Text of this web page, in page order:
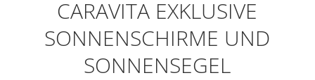
CARAVITA EXKLUSIVE
SONNENSCHIRME UND
SONNENSEGEL